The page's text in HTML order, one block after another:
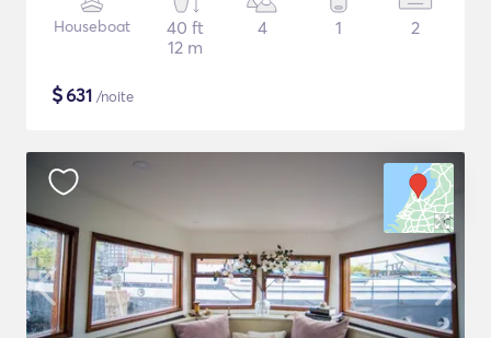
Houseboat
40 ft
12 m
4 1 2
$631 /noite